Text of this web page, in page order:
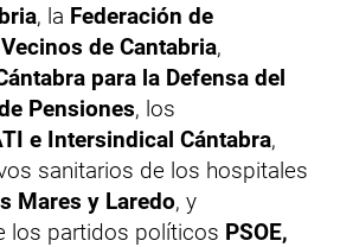
, la Federación de
de Cantabria,
para la Defensa del
Pensiones, los
e Intersindical Cántabra,
sanitarios de los hospitales
Mares y Laredo, y
los partidos políticos PSOE,